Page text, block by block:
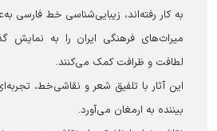
به کار رفته‌اند، زیبایی‌شناسی خط فارسی
میراث‌های فرهنگی ایران را به نمایش
لطافت و ظرافت کمک می‌کنند.
این آثار با تلفیق شعر و نقاشی‌خط،
بیننده به ارمغان می‌آورد.